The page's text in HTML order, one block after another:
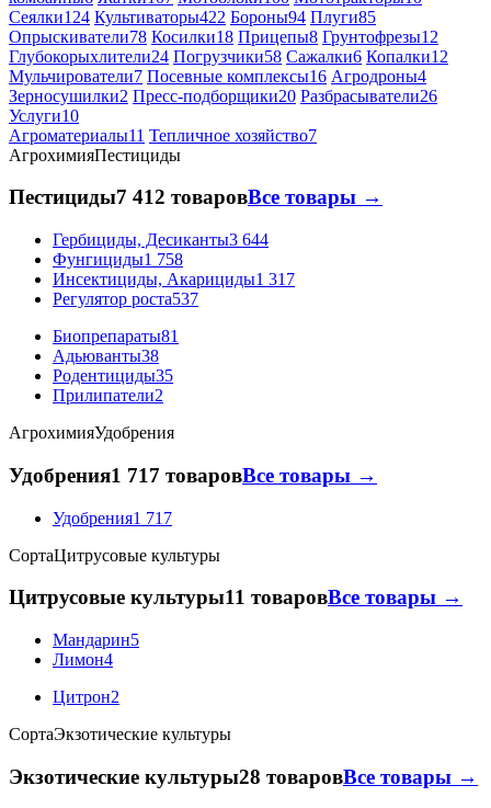
Сеялки124 Культиваторы422 Бороны94 Плуги85
Опрыскиватели78 Косилки18 Прицепы8 Грунтофрезы12
Глубокорыхлители24 Погрузчики58 Сажалки6 Копалки12
Мульчирователи7 Посевные комплексы16 Агродроны4
Зерносушилки2 Пресс-подборщики20 Разбрасыватели26
Услуги10
Агроматериалы11 Тепличное хозяйство7
АгрохимияПестициды
Пестициды7 412 товаровВсе товары →
Гербициды, Десиканты3 644
Фунгициды1 758
Инсектициды, Акарициды1 317
Регулятор роста537
Биопрепараты81
Адьюванты38
Родентициды35
Прилипатели2
АгрохимияУдобрения
Удобрения1 717 товаровВсе товары →
Удобрения1 717
СортаЦитрусовые культуры
Цитрусовые культуры11 товаровВсе товары →
Мандарин5
Лимон4
Цитрон2
СортаЭкзотические культуры
Экзотические культуры28 товаровВсе товары →